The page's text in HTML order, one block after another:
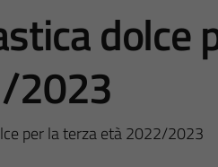
dolce
2023
per la terza età 2022/2023